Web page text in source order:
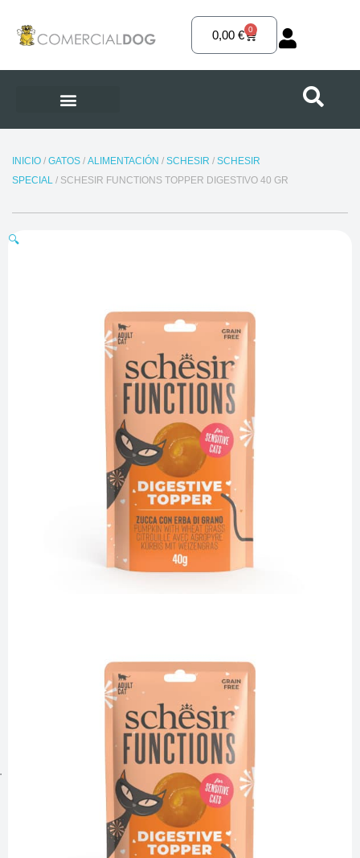
contenido
0,00€ 0
Carrito
INICIO/ GATOS/ ALIMENTACIÓN / SCHESIR / SCHESIR
SPECIAL/ SCHESIR FUNCTIONS TOPPER DIGESTIVO 40 GR
🔍